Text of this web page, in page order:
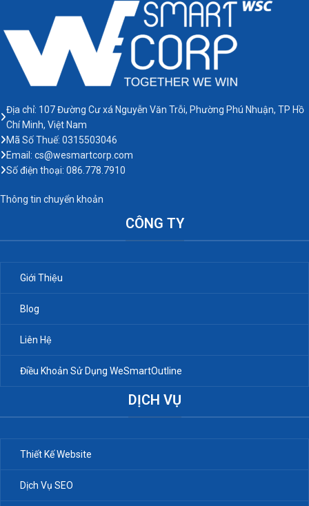
tin, dễ chuyển đổi.
chuyển đổi.
Địa chỉ: 107 Đường Cư xá Nguyễn Văn Trỗi, Phường Phú Nhuận, TP Hồ
Chí Minh, Việt Nam
Mã Số Thuế: 0315503046
Email: cs@wesmartcorp.com
Số điện thoại: 086.778.7910
Thông tin chuyển khoản
CÔNG TY
Giới Thiệu
Blog
Liên Hệ
Điều Khoản Sử Dụng WeSmartOutline
DỊCH VỤ
Thiết Kế Website
Dịch Vụ SEO